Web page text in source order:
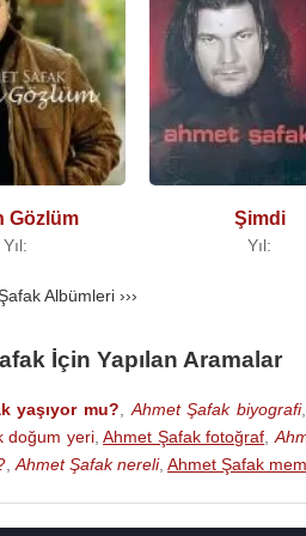
(2016)
Gönlüm (2018)
(2018)
(2018)
(2019)
Gözlüm
Yıl:
Şimdi
Yıl:
Albümleri ›››
İçin Yapılan Aramalar
yaşıyor mu? Ahmet Şafak biyografi,
doğum yeri,Ahmet Şafak fotoğraf
Ahmet Şafak nereli, Ahmet Şafak